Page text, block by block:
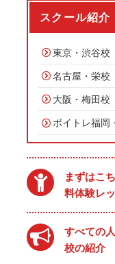
スクール紹介
東京・渋谷校
名古屋・栄校
大阪・梅田校
ボイトレ福岡
まずはこ
料体験レ
すべての
校の紹介